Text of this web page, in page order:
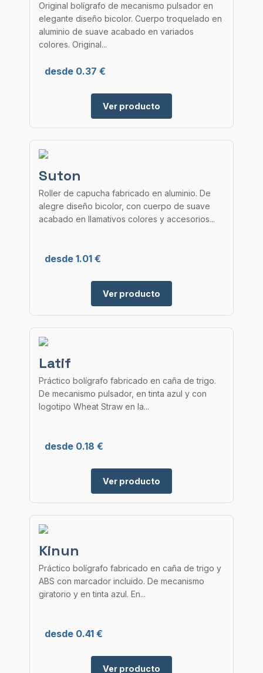
Original bolígrafo de mecanismo pulsador en
elegante diseño bicolor. Cuerpo troquelado en
aluminio de suave acabado en variados
colores. Original...
desde 0.37 €
Ver producto
Suton
Roller de capucha fabricado en aluminio. De
alegre diseño bicolor, con cuerpo de suave
acabado en llamativos colores y accesorios...
desde 1.01 €
Ver producto
Latif
Práctico bolígrafo fabricado en caña de trigo.
De mecanismo pulsador, en tinta azul y con
logotipo Wheat Straw en la...
desde 0.18 €
Ver producto
Kinun
Práctico bolígrafo fabricado en caña de trigo y
ABS con marcador incluido. De mecanismo
giratorio y en tinta azul. En...
desde 0.41 €
Ver producto